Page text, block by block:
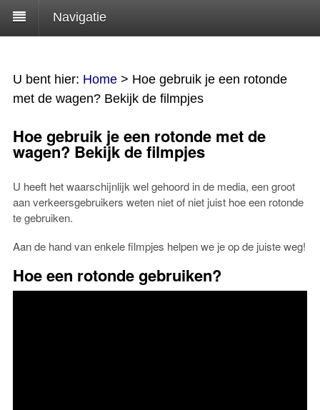
Navigatie
U bent hier: Home > Hoe gebruik je een rotonde
met de wagen? Bekijk de filmpjes
Hoe gebruik je een rotonde met de
wagen? Bekijk de filmpjes
U heeft het waarschijnlijk wel gehoord in de media, een groot
aan verkeersgebruikers weten niet of niet juist hoe een rotonde
te gebruiken.
Aan de hand van enkele filmpjes helpen we je op de juiste weg!
Hoe een rotonde gebruiken?